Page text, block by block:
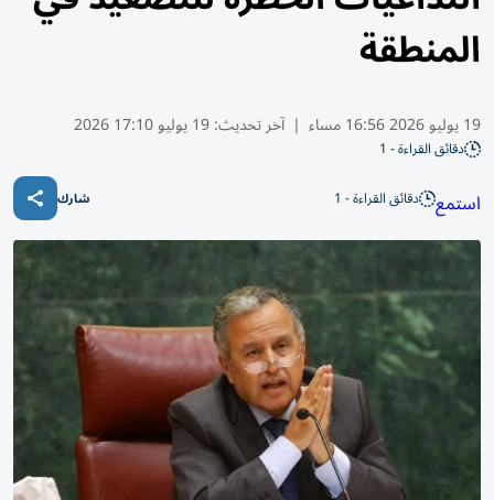
المنطقة
19 يوليو 2026 16:56 مساء | آخر تحديث:19 يوليو 17:10 2026
دقائق القراءة - 1
استمع دقائق القراءة - 1 شارك